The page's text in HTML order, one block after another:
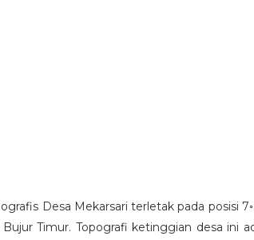
Desa Mekarsari terletak pada posisi
Bujur Timur. Topografi ketinggian desa ini